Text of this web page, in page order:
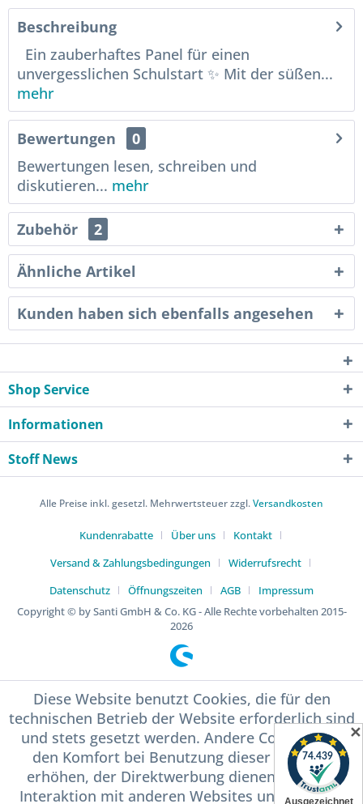
Beschreibung
Ein zauberhaftes Panel für einen
unvergesslichen Schulstart ✨ Mit der süßen...
mehr
Bewertungen
0
Bewertungen lesen, schreiben und
diskutieren... mehr
Zubehör 2
Ähnliche Artikel
Kunden haben sich ebenfalls angesehen
Shop Service
Informationen
Stoff News
Alle Preise inkl. gesetzl. Mehrwertsteuer zzgl.Versandkosten
Kundenrabatte Über uns
Kontakt
Versand & Zahlungsbedingungen
Widerrufsrecht
Datenschutz
Öffnungszeiten AGB
Impressum
Copyright © by Santi GmbH & Co. KG - Alle Rechte vorbehalten 2015-
2026
Diese Website benutzt Cookies, die für den
technischen Betrieb der Website erforderlich sind
und stets gesetzt werden. Andere Cookies, die
den Komfort bei Benutzung dieser Website
erhöhen, der Direktwerbung dienen oder die
Interaktion mit anderen Websites und sozialen
✕